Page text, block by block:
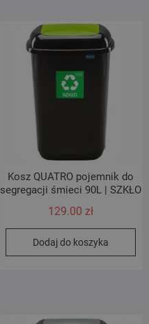
Kosz QUATRO pojemnik do
segregacji śmieci 90L | SZKŁO
129.00 zł
Dodaj do koszyka